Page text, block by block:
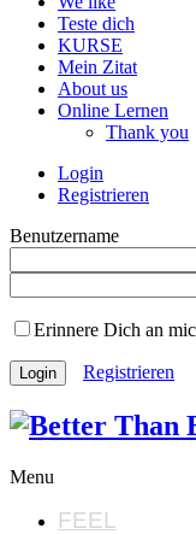
Teste dich
KURSE
Mein Zitat
About us
Online Lernen
Thank you
Login
Registrieren
Benutzername
Erinnere Dich an
Registrieren
Menu
FEEL